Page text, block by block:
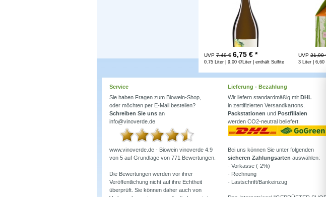
UVP 7,49 € 6,75 € *
0.75 Liter | 9,00 €/Liter | enthält Sulfite
UVP 21,99
3 Liter | 6,60
Service
Sie haben Fragen zum Biowein-Shop,
oder möchten per E-Mail bestellen?
Schreiben Sie uns an
info@vinoverde.de
www.vinoverde.de - Biowein vinoverde 4.9
von 5 auf Grundlage von 771 Bewertungen.
Die Bewertungen werden vor ihrer
Veröffentlichung nicht auf ihre Echtheit
überprüft. Sie können daher auch von
Lieferung - Bezahlung
Wir liefern standardmäßig mit DHL
in zertifizierten Versandkartons.
Packstationen und Postfilialen
werden CO2-neutral beliefert.
Bei uns können Sie unter folgenden
sicheren Zahlungsarten auswählen:
- Vorkasse (-2%)
- Rechnung
- Lastschrift/Bankeinzug